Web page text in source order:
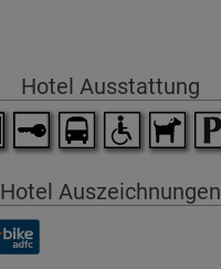
Hotel Ausstattung
Hotel Auszeichnungen